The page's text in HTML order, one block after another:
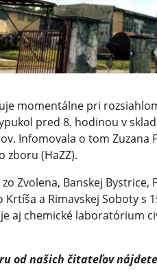
momentálne pri
pred 8. hodinou v
Infomovala o tom Zuzana
zboru (HaZZ).
Zvolena, Banskej Bystrice,
a Rimavskej Soboty s
aj chemické laboratórium
od našich čitateľov